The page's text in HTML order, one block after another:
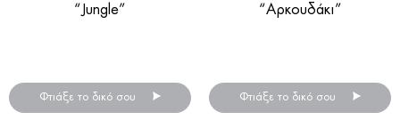
“Jungle”
Φτιάξε το δικό σου
“Αρκουδάκι”
Φτιάξε το δικό σου